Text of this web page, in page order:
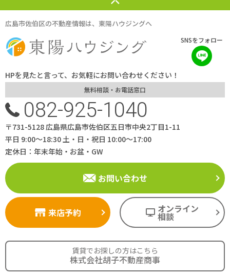
広島市佐伯区の不動産情報は、東陽ハウジングへ
SNSをフォロー
HPを見たと言って、お気軽にお問い合わせください！
無料相談・お電話窓口
082-925-1040
〒731-5128 広島県広島市佐伯区五日市中央2丁目1-11
平日 9:00～18:30 土・日・祝日 10:00～17:00
定休日：年末年始・お盆・GW
お問い合わせ
来店予約 オンライン
相談
賃貸でお探しの方はこちら
株式会社胡子不動産商事